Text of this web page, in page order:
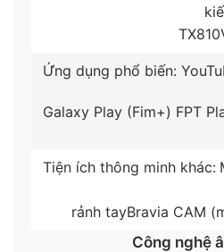
*Hình ảnh chỉ mang tính
Ứng dụng phổ biến:
Galaxy Play (Fim+) FPT
Tiện ích thông minh khác:
rảnh tayBravia CAM
Công nghệ